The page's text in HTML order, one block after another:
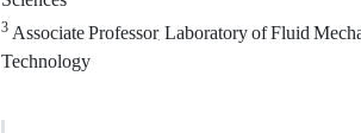
3Associate Professor, Laboratory of Fluid
Technology